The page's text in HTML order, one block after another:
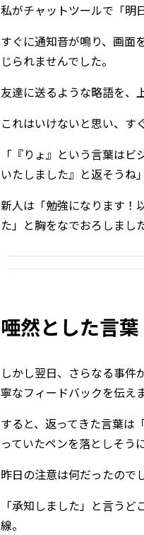
私がチャットツールで「明
すぐに通知音が鳴り、画面
じられませんでした。
友達に送るような略語を、
これはいけないと思い、す
「『りょ』という言葉は
いたしました』と返そうね
新人は「勉強になります！
た」と胸をなでおろしまし
唖然とした言葉
しかし翌日、さらなる事件
寧なフィードバックを伝え
すると、返ってきた言葉は
っていたペンを落としそう
昨日の注意は何だったので
「承知しました」と言う
線。